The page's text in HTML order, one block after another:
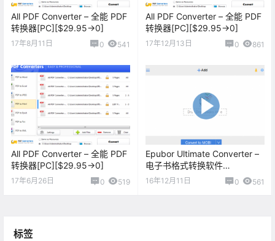
All PDF Converter – 全能 PDF
转换器[PC][$29.95→0]
17年8月11日 0 541
All PDF Converter – 全能 PDF
转换器[PC][$29.95→0]
17年12月13日 0 861
All PDF Converter – 全能 PDF
转换器[PC][$29.95→0]
17年6月26日 0 519
Epubor Ultimate Converter –
电子书格式转换软件
[Windows][$24.99→0]
16年12月11日 0 561
标签